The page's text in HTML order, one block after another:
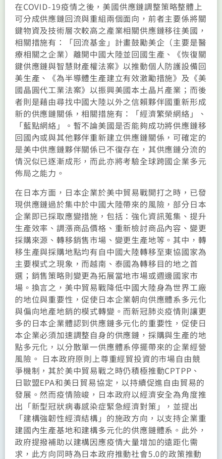
在COVID-19疫情之後，美國供應鏈調整策略整體上
可分成供應鏈回流與重組兩個面向，前者主要係將關
鍵物資及技術層次較高之產業相關供應鏈移往美國，
相關措施有：「回流基金」計畫鼓勵美企（主要是醫
療相關之企業）離開中國大陸並回國生產、《恢復關
鍵供應鏈與智慧財產權法案》以推動個人防護設備回
美生產、《為半導體生產建立有效激勵措施》及《美
國晶圓代工業法案》以振興美國本土晶片產業；而後
者則是藉由尋找中國大陸以外之信賴夥伴國重新形成
新的供應鏈關係，相關措施有：「經濟繁榮網絡」、
「藍點網絡」。暫不論美國是否能夠成功將供應鏈移
回國內或與其他夥伴重新建立供應鏈關係，可確定的
是美中供應鏈夥伴關係已不復存在，其供應鏈分流的
情況似已逐漸成形，而此亦將考驗全球跨國企業多元
佈局之能力。
在日本方面，日本企業於美中貿易戰開打之時，已發
現供應鏈過於集中於中國大陸帶來的風險，部分日本
企業即已採取應變措施，包括：強化資訊蒐集、提升
生產效率、調漲商品價格、重新檢討商品內容、變更
採購來源、轉移銷售市場、變更生產地等。其中，轉
移生產與採購地點均有自中國大陸轉移至東協國家為
主要模式之現象，而越南、泰國為轉移目的地之首
選；銷售策略則變更為拓展當地市場或週邊國家市
場。換言之，美中貿易戰降低中國大陸身為世界工廠
的地位與重要性，促使日本企業朝向供應體系多元化
與偏向地產地銷的模式轉變。而新冠肺炎疫情則讓更
多的日本企業體認到供應鏈多元化的重要性，促使日
本企業必須加速調整自身的供應鏈，採購與生產的地
點多元化，以分散單一供應體系停擺帶來的企業經營
風險。 日本政府原則上尊重經貿投資的市場自由競
爭機制，其於美中貿易戰之時仍積極推動CPTPP、
日歐盟EPA和美日貿易協定，以持續促進自由貿易的
發展。然而疫情險峻，日本政府以經濟安全為角度推
出「新型冠狀病毒感染症緊急經濟對策」，並提出
「建構強韌性經濟結構」的施政方向，以支持企業重
建國內生產基地和建構多元化的供應鏈體系。此外，
政府提撥補助以建構因應疫情大量增加的遠距化需
求，此方向同時為日本政府推動社會5.0的政策推動